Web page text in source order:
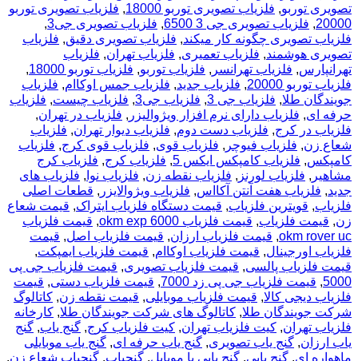
تصویری توربو, فلزیاب تصویری توربو 18000 , فلزیاب تصویری توربو
20000
, فلزیاب تصویری جی 3 6500 , فلزیاب تصویری جی3
,
فلزیاب تصویری چگونه کار میکند, فلزیاب تصویری دقیق, فلزیاب
تصویری هوشمند, فلزیاب تعمیری, فلزیاب تهران, فلزیاب
تهرانپارس, فلزیاب تهرانسر , فلزیاب توربو, فلزیاب توربو 18000
,
فلزیاب توربو 20000
, فلزیاب جدید, فلزیاب جمس اوکاام, فلزیاب
جویندگان طلا, فلزیاب جی 3 , فلزیاب جی3 , فلزیاب چیست, فلزیاب
حرفه ای, فلزیاب دارای نرم افزار ویژوالیزر , فلزیاب در تهران,
فلزیاب در کرج, فلزیاب دست دوم, فلزیاب دیوار تهران, فلزیاب
شعاع زن, فلزیاب فیوچر , فلزیاب قوی, فلزیاب قوی کرج, فلزیاب
کامپکس, فلزیاب کامپکس ایکس 5 , فلزیاب کرج, فلزیاب کرج
مشاهیر , فلزیاب لورنز , فلزیاب نقطه زن, فلزیاب نوا , فلزیاب های
جدید, فلزیاب هفت آنتن آکااس, فلزیاب ویژوالایزر , قطعات اصلی
فلزیاب, قویترین فلزیاب, قیمت دستگاه فلزیاب ایتراک, قیمت شعاع
زن, قیمت فلزیاب, قیمت فلزیاب okm exp 6000 , قیمت فلزیاب
okm rover uc
, قیمت فلزیاب ارزان, قیمت فلزیاب اصل, قیمت
فلزیاب اورجینال, قیمت فلزیاب اوکاام, قیمت فلزیاب ایمپکت,
قیمت فلزیاب پالسی, قیمت فلزیاب تصویری, قیمت فلزیاب جی پی
5000
, قیمت فلزیاب جی پی زد 7000 , قیمت فلزیاب دستی, قیمت
فلزیاب دیجی کالا, قیمت فلزیاب موبایلی, قیمت نقطه زن, کاتالوگ
شرکت جویندگان طلا, کاتالوگ های شرکت جویندگان طلا, کارخانه
فلزیاب تهران, کیت فلزیاب تهران, کیت فلزیاب کرج, گنج یاب, گنج
یاب ارزان, گنج یاب تصویری, گنج یاب حرفه ای, گنج یاب موبایلی
ماهواره ای, گنج یابی, گنج یابی با موبایل, گنجیاب, گنجیاب شعاع زن,